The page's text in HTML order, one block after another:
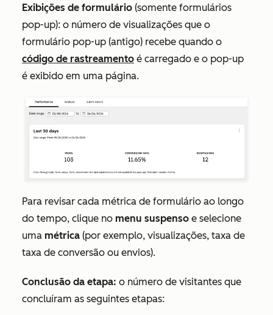
Exibições de formulário (somente formulários
pop-up): o número de visualizações que o
formulário pop-up (antigo) recebe quando o
código de rastreamento é carregado e o pop-up
é exibido em uma página.
Para revisar cada métrica de formulário ao longo
do tempo, clique no menu suspenso e selecione
uma métrica (por exemplo, visualizações, taxa de
taxa de conversão ou envios).
Conclusão da etapa: o número de visitantes que
concluíram as seguintes etapas: